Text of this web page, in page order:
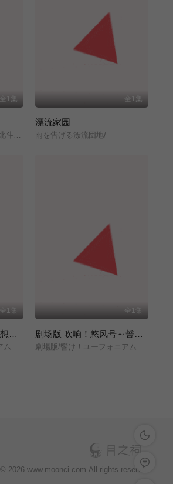
全1集 全1集
漂流家园
雨を告げる漂流団地/
全1集
剧场版 吹响！悠风号～想要传达的旋律～
劇場版/響け！ユーフォニアム～届けたいメロディ～/
全1集
剧场版 吹响！悠风号～誓言的终章～
劇場版/響け！ユーフォニアム～誓いのフィナーレ～/
深色模式
留言反馈
© 2026 www.moonci.com All rights reservd.